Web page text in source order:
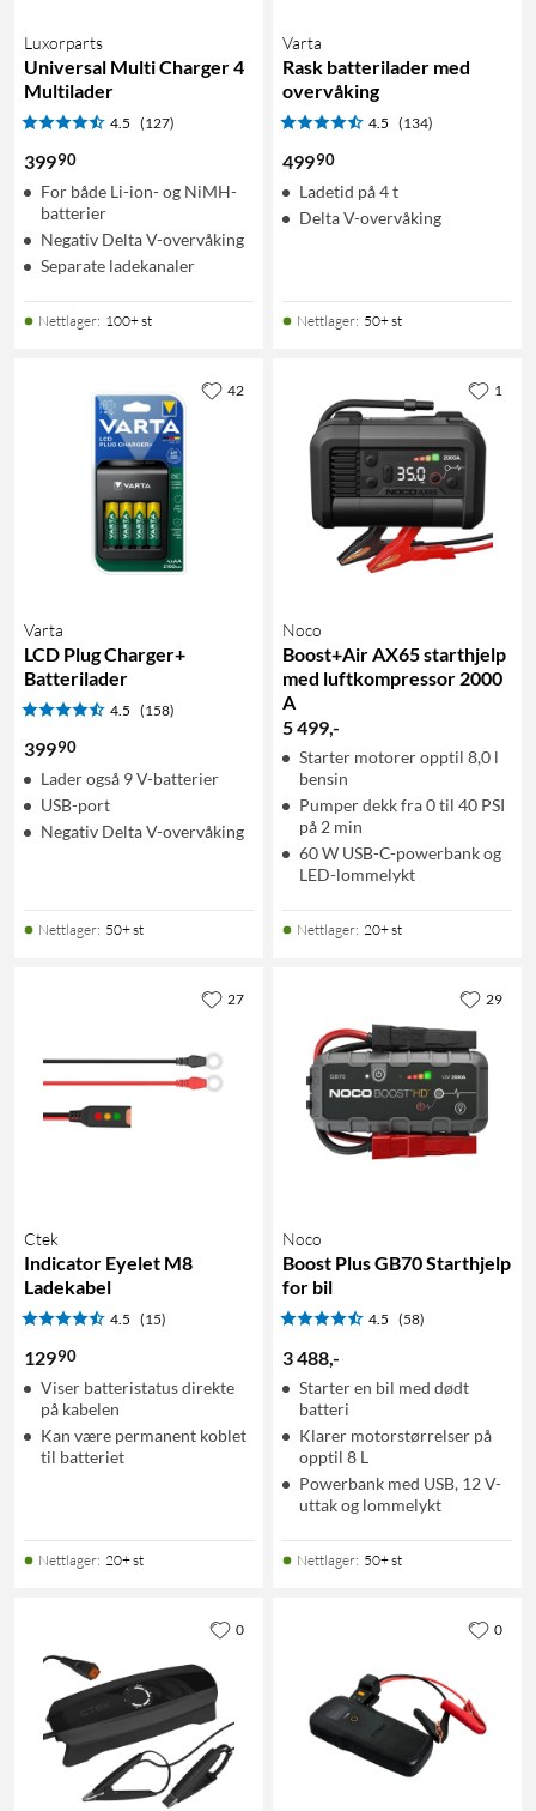
Luxorparts
Universal Multi Charger 4
Multilader
4.5 (127)
39990
For både Li-ion- og NiMH-
batterier
Negativ Delta V-overvåking
Separate ladekanaler
Nettlager: 100+ st
Varta
Rask batterilader med
overvåking
4.5 (134)
49990
Ladetid på 4 t
Delta V-overvåking
Nettlager: 50+ st
Varta
LCD Plug Charger+
Batterilader
4.5 (158)
39990
Lader også 9 V-batterier
USB-port
Negativ Delta V-overvåking
Nettlager: 50+ st
42
Noco
Boost+Air AX65 starthjelp
med luftkompressor 2000
A
5 499,-
Starter motorer opptil 8,0 l
bensin
Pumper dekk fra 0 til 40 PSI
på 2 min
60 W USB-C-powerbank og
LED-lommelykt
Nettlager: 20+ st
1
Ctek
Indicator Eyelet M8
Ladekabel
4.5 (15)
12990
Viser batteristatus direkte
på kabelen
Kan være permanent koblet
til batteriet
Nettlager: 20+ st
27
Noco
Boost Plus GB70 Starthjelp
for bil
4.5 (58)
3 488,-
Starter en bil med dødt
batteri
Klarer motorstørrelser på
opptil 8 L
Powerbank med USB, 12 V-
uttak og lommelykt
Nettlager: 50+ st
29
0 0